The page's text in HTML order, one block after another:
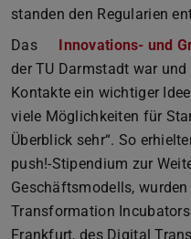
standen den Regularien
Das
Innovations- und
der TU Darmstadt war
Kontakte ein wichtiger
viele Möglichkeiten für
Überblick sehr“. So
push!-Stipendium zur
Geschäftsmodells,
Transformation
Frankfurt, des Digital